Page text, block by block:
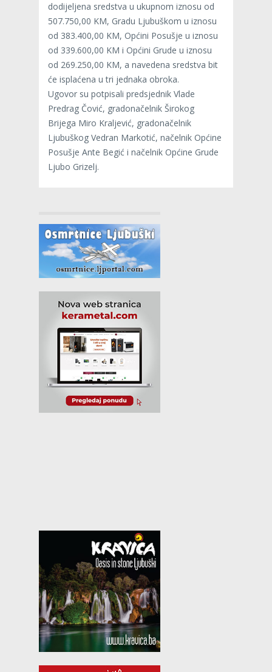
dodijeljena sredstva u ukupnom iznosu od
507.750,00 KM, Gradu Ljubuškom u iznosu
od 383.400,00 KM, Općini Posušje u iznosu
od 339.600,00 KM i Općini Grude u iznosu
od 269.250,00 KM, a navedena sredstva bit
će isplaćena u tri jednaka obroka.
Ugovor su potpisali predsjednik Vlade
Predrag Čović, gradonačelnik Širokog
Brijega Miro Kraljević, gradonačelnik
Ljubuškog Vedran Markotić, načelnik Općine
Posušje Ante Begić i načelnik Općine Grude
Ljubo Grizelj.